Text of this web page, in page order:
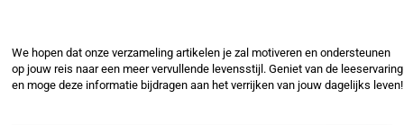
We hopen dat onze verzameling artikelen je zal motiveren en ondersteunen
op jouw reis naar een meer vervullende levensstijl. Geniet van de leeservaring
en moge deze informatie bijdragen aan het verrijken van jouw dagelijks leven!